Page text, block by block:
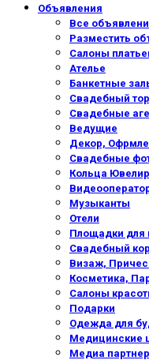
Объявления
Все
Разместить
Салоны
Ателье
Банкетные
Свадебный
Свадебные
Ведущие
Декор,
Свадебные
Кольца
Музыканты
Отели
Площадки для
Свадебный
Визаж,
Косметика,
Салоны
Подарки
Одежда для
Медицинские
Медиа